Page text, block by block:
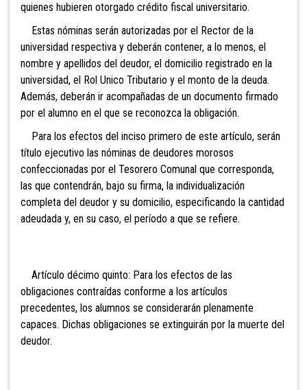
quienes hubieren otorgado crédito fiscal universitario.
Estas nóminas serán autorizadas por el Rector de la
universidad respectiva y deberán contener, a lo menos, el
nombre y apellidos del deudor, el domicilio registrado en la
universidad, el Rol Unico Tributario y el monto de la deuda.
Además, deberán ir acompañadas de un documento firmado
por el alumno en el que se reconozca la obligación.
Para los efectos del inciso primero de este artículo, serán
título ejecutivo las nóminas de deudores morosos
confeccionadas por el Tesorero Comunal que corresponda,
las que contendrán, bajo su firma, la individualización
completa del deudor y su domicilio, especificando la cantidad
adeudada y, en su caso, el período a que se refiere.
Artículo décimo quinto: Para los efectos de las
obligaciones contraídas conforme a los artículos
precedentes, los alumnos se considerarán plenamente
capaces. Dichas obligaciones se extinguirán por la muerte del
deudor.